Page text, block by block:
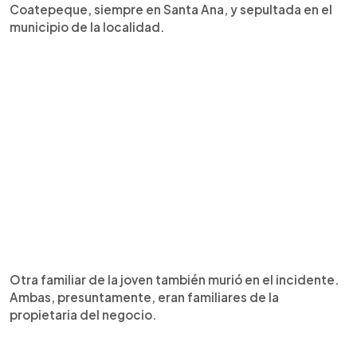
Coatepeque, siempre en Santa Ana, y sepultada en el
municipio de la localidad.
Otra familiar de la joven también murió en el incidente.
Ambas, presuntamente, eran familiares de la
propietaria del negocio.